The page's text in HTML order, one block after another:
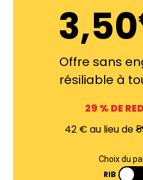
3,50
Offre sans
résiliable à
29% DE
42 € au lieu de
Choix du